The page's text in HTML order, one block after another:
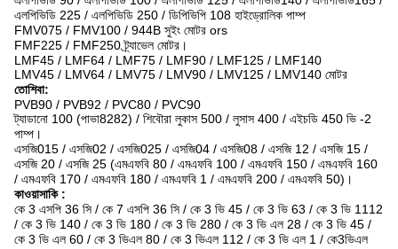
এলপিভিডি 225 / এলপিভিডি 250 / ডিপিভিপি 108 হাইড্রোলিক পাম্প
FMV075 / FMV100 / 944B সুইং মোটর ors
FMF225 / FMF250 ট্র্যাভেল মোটর।
LMF45 / LMF64 / LMF75 / LMF90 / LMF125 / LMF140
LMV45 / LMV64 / LMV75 / LMV90 / LMV125 / LMV140 মোটর
তোশিবা:
PVB90 / PVB92 / PVC80 / PVC90
ট্যাডানো 100 (পাভা8282) / শিবৌরা লুকাস 500 / লুসাস 400 / এইচডি 450 ভি -2
পাম্প।
এসজি015 / এসজি02 / এসজি025 / এসজি04 / এসজি08 / এসজি 12 / এসজি 15 /
এসজি 20 / এসজি 25 (এমএফবি 80 / এমএফবি 100 / এমএফবি 150 / এমএফবি 160
/ এমএফবি 170 / এমএফবি 180 / এমএফবি 1 / এমএফবি 200 / এমএফবি 50)।
কাওয়াসাকি :
কে 3 এসপি 36 সি / কে 7 এসপি 36 সি / কে 3 ভি 45 / কে 3 ভি 63 / কে 3 ভি 1112
/ কে 3 ভি 140 / কে 3 ভি 180 / কে 3 ভি 280 / কে 3 ভি এল 28 / কে 3 ভি 45 /
কে 3 ভি এল 60 / কে 3 ভিএল 80 / কে 3 ভিএল 112 / কে 3 ভি এল 1 / কে3ভিএল